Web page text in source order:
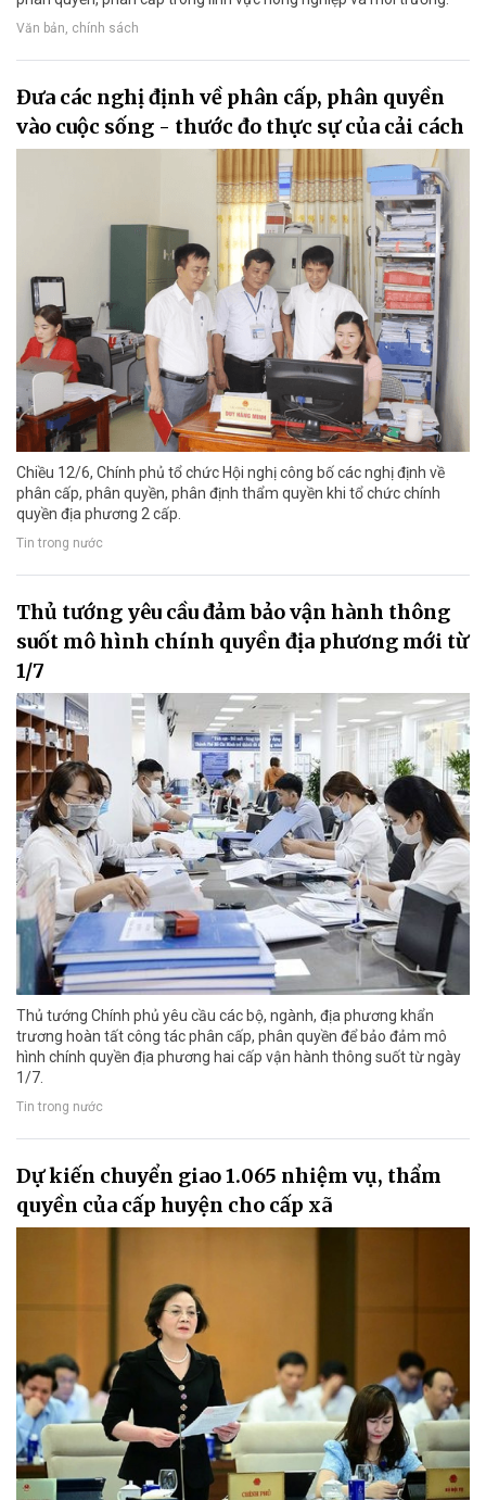
Văn bản, chính sách
Đưa các nghị định về phân cấp, phân quyền
vào cuộc sống - thước đo thực sự của cải cách
Chiều 12/6, Chính phủ tổ chức Hội nghị công bố các nghị định về
phân cấp, phân quyền, phân định thẩm quyền khi tổ chức chính
quyền địa phương 2 cấp.
Tin trong nước
Thủ tướng yêu cầu đảm bảo vận hành thông
suốt mô hình chính quyền địa phương mới từ
1/7
Thủ tướng Chính phủ yêu cầu các bộ, ngành, địa phương khẩn
trương hoàn tất công tác phân cấp, phân quyền để bảo đảm mô
hình chính quyền địa phương hai cấp vận hành thông suốt từ ngày
1/7.
Tin trong nước
Dự kiến chuyển giao 1.065 nhiệm vụ, thẩm
quyền của cấp huyện cho cấp xã